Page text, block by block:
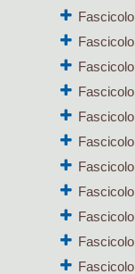
Fascicolo
Fascicolo
Fascicolo
Fascicolo
Fascicolo
Fascicolo
Fascicolo
Fascicolo
Fascicolo
Fascicolo
Fascicolo